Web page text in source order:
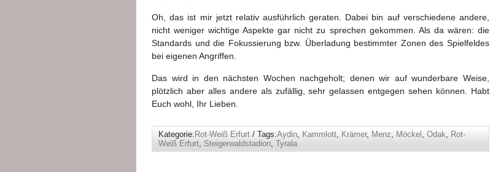
Oh, das ist mir jetzt relativ ausführlich geraten. Dabei bin auf verschiedene andere,
nicht weniger wichtige Aspekte gar nicht zu sprechen gekommen. Als da wären: die
Standards und die Fokussierung bzw. Überladung bestimmter Zonen des Spielfeldes
bei eigenen Angriffen.
Das wird in den nächsten Wochen nachgeholt; denen wir auf wunderbare Weise,
plötzlich aber alles andere als zufällig, sehr gelassen entgegen sehen können. Habt
Euch wohl, Ihr Lieben.
Kategorie:Rot-Weiß Erfurt / Tags:Aydin Kammlott Krämer, Menz Möckel Odak
Rot-
Weiß Erfurt Steigerwaldstadion Tyrala